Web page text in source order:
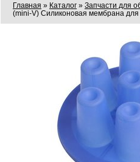
Главная » Каталог » Запчасти для
(mini-V) Силиконовая мембрана